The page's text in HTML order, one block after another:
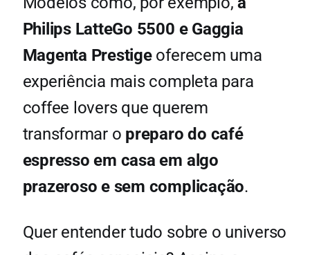
Philips LatteGo 5500 e Gaggia
Magenta Prestigeoferecem uma
experiência mais completa para
coffee lovers que querem
transformar o preparo do café
espresso em casa em algo
prazeroso e sem complicação.
Quer entender tudo sobre o universo